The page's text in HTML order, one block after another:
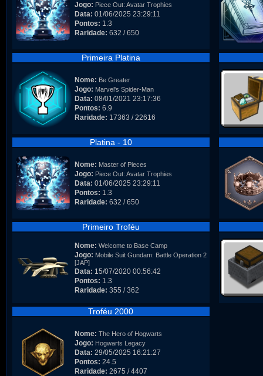
Jogo: Piece Out: Avatar Trophies
Data: 01/06/2025 23:29:11
Pontos: 1.3
Raridade: 632 / 650
Primeira Platina
Nome: Be Greater
Jogo: Marvel's Spider-Man
Data: 08/01/2021 23:17:36
Pontos: 6.9
Raridade: 17363 / 22616
Platina - 10
Nome: Master of Pieces
Jogo: Piece Out: Avatar Trophies
Data: 01/06/2025 23:29:11
Pontos: 1.3
Raridade: 632 / 650
Primeiro Troféu
Nome: Welcome to Base Camp
Jogo: Mobile Suit Gundam: Battle Operation 2
[JAP]
Data: 15/07/2020 00:56:42
Pontos: 1.3
Raridade: 355 / 362
Troféu 2000
Nome: The Hero of Hogwarts
Jogo: Hogwarts Legacy
Data: 29/05/2025 16:21:27
Pontos: 24.5
Raridade: 2675 / 4407